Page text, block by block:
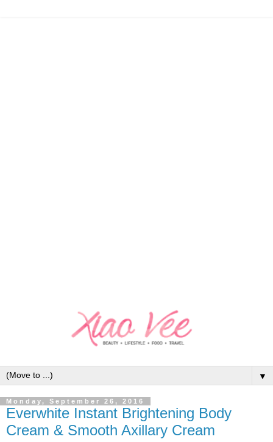
▼
Monday, September 26, 2016
Everwhite Instant Brightening Body
Cream & Smooth Axillary Cream